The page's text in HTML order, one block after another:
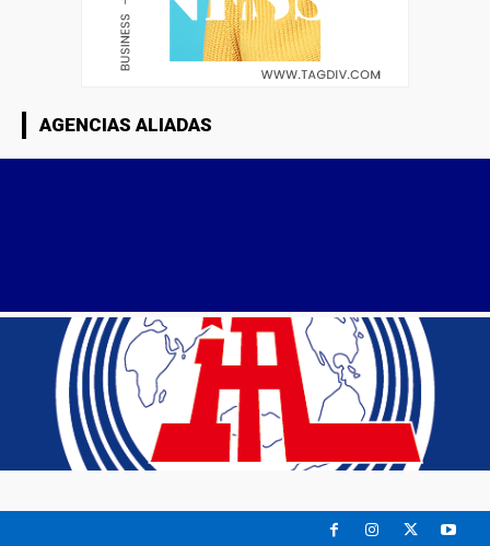
AGENCIAS ALIADAS